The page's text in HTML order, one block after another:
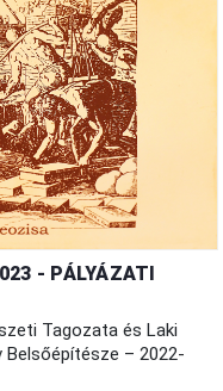
- PÁLYÁZATI
Tagozata és Laki
Belsőépítésze – 2022-